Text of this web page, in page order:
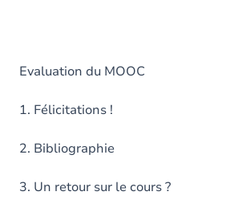
Evaluation du MOOC
1. Félicitations !
2. Bibliographie
3. Un retour sur le cours ?